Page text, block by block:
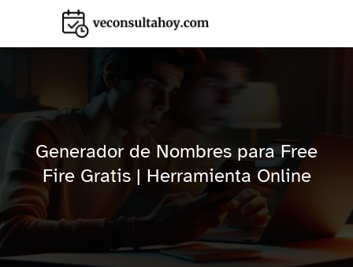
Generador de Nombres para Free
Fire Gratis | Herramienta Online